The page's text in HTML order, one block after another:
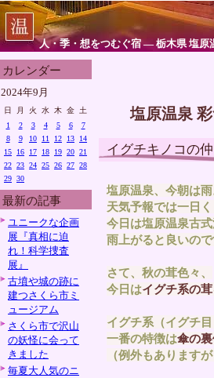
人・季・想をつむぐ宿 ― 栃木県 塩原
カレンダー
2024年9月
日 月 火 水 木 金
土
1
2 3 4 5 6
7
8
9 10 11 12 13
14
15
16 17 18 19 20 21
22 23 24 25 26 27 28
29 30
最新の記事
ユニークな企画
展『真相に迫
れ！科学捜査
展』
古墳や城の跡に
建つさくら市ミ
ュージアム
さくら市で沢山
の妖怪に会って
きました
毎夏大人気のニ
塩原温泉
イグチキノコの
塩原温泉、今朝は
天気予報では一日
今日は塩原温泉古
雨上がると良いの
さて、秋の茸色々、
今日はイグチ系の茸
イグチ系（イグチ
一番の特徴は傘の
（例外もあります